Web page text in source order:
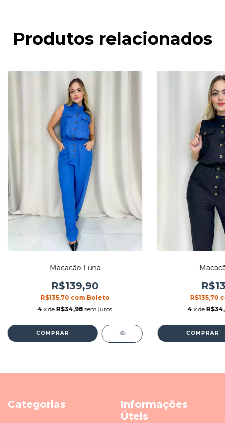
Produtos relacionados
Macacão Luna
R$139,90
R$135,70 com Boleto
4 x de R$34,98 sem juros
COMPRAR
R$135,70
4 x de
COMPRAR
Categorias
Informações
Úteis